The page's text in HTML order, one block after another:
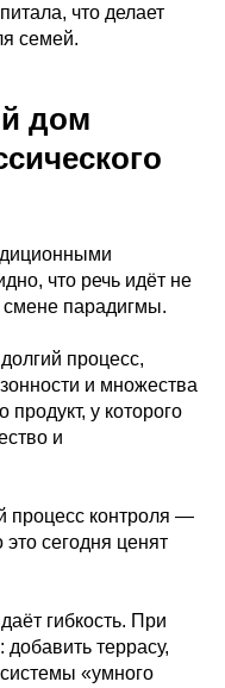
что делает
семей.
дом
что речь идёт не
смене парадигмы.
процесс,
и множества
у которого
и
процесс контроля —
сегодня ценят
гибкость. При
террасу,
«умного